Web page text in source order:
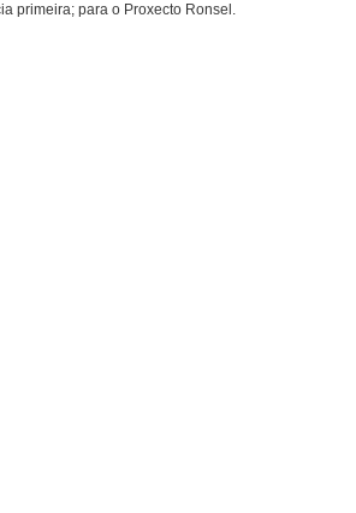
primeira; para o Proxecto Ronsel.